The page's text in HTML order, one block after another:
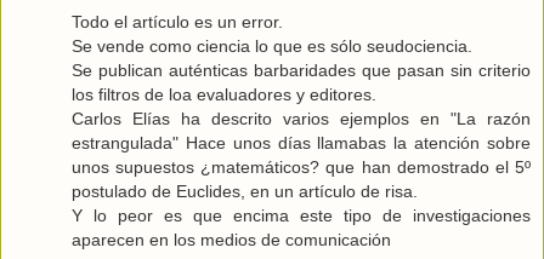
Todo el artículo es un error.
Se vende como ciencia lo que es sólo seudociencia.
Se publican auténticas barbaridades que pasan sin criterio
los filtros de loa evaluadores y editores.
Carlos Elías ha descrito varios ejemplos en "La razón
estrangulada" Hace unos días llamabas la atención sobre
unos supuestos ¿matemáticos? que han demostrado el 5º
postulado de Euclides, en un artículo de risa.
Y lo peor es que encima este tipo de investigaciones
aparecen en los medios de comunicación